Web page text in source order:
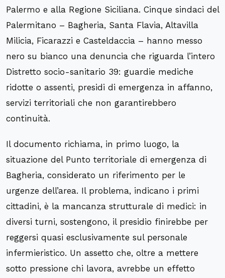
Palermo e alla Regione Siciliana. Cinque sindaci del
Palermitano – Bagheria, Santa Flavia, Altavilla
Milicia, Ficarazzi e Casteldaccia – hanno messo
nero su bianco una denuncia che riguarda l’intero
Distretto socio-sanitario 39: guardie mediche
ridotte o assenti, presidi di emergenza in affanno,
servizi territoriali che non garantirebbero
continuità.
Il documento richiama, in primo luogo, la
situazione del Punto territoriale di emergenza di
Bagheria, considerato un riferimento per le
urgenze dell’area. Il problema, indicano i primi
cittadini, è la mancanza strutturale di medici: in
diversi turni, sostengono, il presidio finirebbe per
reggersi quasi esclusivamente sul personale
infermieristico. Un assetto che, oltre a mettere
sotto pressione chi lavora, avrebbe un effetto